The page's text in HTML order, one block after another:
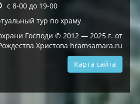
с 8-00 до 19-00
тур по храму
Господи © 2012 — 2025 г. от
Христова hramsamara.ru
Карта сайта